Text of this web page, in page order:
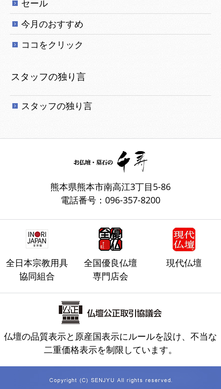
セール
今月のおすすめ
ココをクリック
スタッフの独り言
スタッフの独り言
熊本県熊本市南高江3丁目5-86
電話番号：096-357-8200
全日本宗教用具
協同組合
全国優良仏壇
専門店会
現代仏壇
仏壇の品質表示と原産国表示にルールを設け、不当な
二重価格表示を制限しています。